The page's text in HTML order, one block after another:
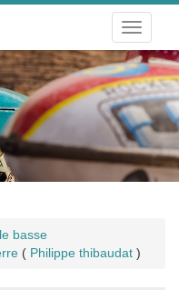
Toggle
basse
( Philippe thibaudat )